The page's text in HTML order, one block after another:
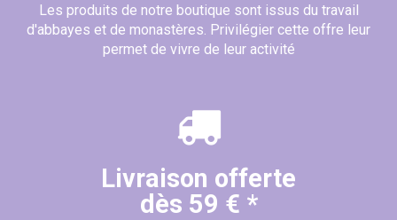
(11 avis)
Les produits de notre boutique sont issus du travail
d'abbayes et de monastères. Privilégier cette offre leur
permet de vivre de leur activité
Livraison offerte
dès 59 € *